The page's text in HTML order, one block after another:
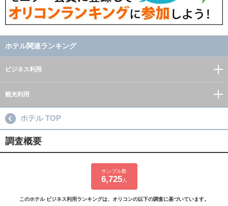
ホテル関連ランキング
ビジネス利用
観光利用
ホテル TOP
調査概要
サンプル数
6,725人
このホテル ビジネス利用ランキングは、オリコンの以下の調査に基づいています。